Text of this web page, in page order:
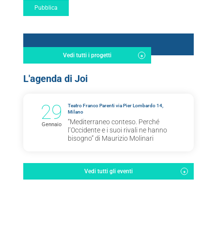
Vedi tutti i progetti
L'agenda di Joi
29
Gennaio
Teatro Franco Parenti via Pier Lombardo 14,
Milano
“Mediterraneo conteso. Perché
l’Occidente e i suoi rivali ne hanno
bisogno” di Maurizio Molinari
Vedi tutti gli eventi